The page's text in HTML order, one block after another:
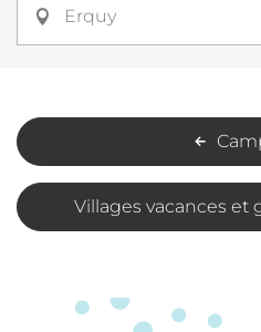
Erquy
Villages vacances et